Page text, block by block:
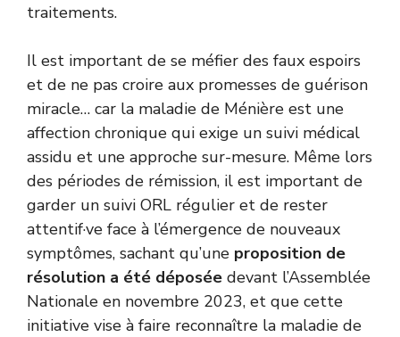
traitements.
Il est important de se méfier des faux espoirs
et de ne pas croire aux promesses de guérison
miracle… car la maladie de Ménière est une
affection chronique qui exige un suivi médical
assidu et une approche sur-mesure. Même lors
des périodes de rémission, il est important de
garder un suivi ORL régulier et de rester
attentif·ve face à l’émergence de nouveaux
symptômes, sachant qu’une proposition de
résolution a été déposée devant l’Assemblée
Nationale en novembre 2023, et que cette
initiative vise à faire reconnaître la maladie de